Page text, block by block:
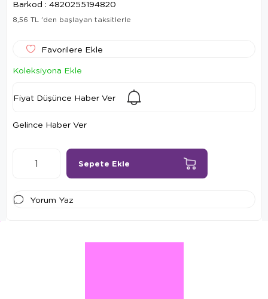
Barkod : 4820255194820
8,56 TL 'den başlayan taksitlerle
Favorilere Ekle
Koleksiyona Ekle
Fiyat Düşünce Haber Ver
Gelince Haber Ver
Yorum Yaz